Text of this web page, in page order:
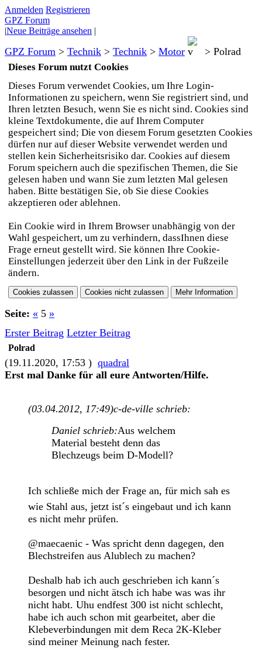
Anmelden Registrieren
GPZ Forum
|Neue Beiträge ansehen |
GPZ Forum > Technik > Technik > Motor > Polrad
Dieses Forum nutzt Cookies
Dieses Forum verwendet Cookies, um Ihre Login-
Informationen zu speichern, wenn Sie registriert sind, und
Ihren letzten Besuch, wenn Sie es nicht sind. Cookies sind
kleine Textdokumente, die auf Ihrem Computer
gespeichert sind; Die von diesem Forum gesetzten Cookies
dürfen nur auf dieser Website verwendet werden und
stellen kein Sicherheitsrisiko dar. Cookies auf diesem
Forum speichern auch die spezifischen Themen, die Sie
gelesen haben und wann Sie zum letzten Mal gelesen
haben. Bitte bestätigen Sie, ob Sie diese Cookies
akzeptieren oder ablehnen.
Ein Cookie wird in Ihrem Browser unabhängig von der
Wahl gespeichert, um zu verhindern, dassIhnen diese
Frage erneut gestellt wird. Sie können Ihre Cookie-
Einstellungen jederzeit über den Link in der Fußzeile
ändern.
Seite: « 5 »
Erster Beitrag Letzter Beitrag
Polrad
(19.11.2020, 17:53 ) quadral
Erst mal Danke für all eure Antworten/Hilfe.
(03.04.2012, 17:49)c-de-ville schrieb:
Daniel schrieb:Aus welchem
Material besteht denn das
Blechzeugs beim D-Modell?
Ich schließe mich der Frage an, für mich sah es
wie Stahl aus, jetzt ist´s eingebaut und ich kann
es nicht mehr prüfen.
@maecaenic - Was spricht denn dagegen, den
Blechstreifen aus Alublech zu machen?
Deshalb hab ich auch geschrieben ich kann´s
besorgen und nicht ätsch ich habe was was ihr
nicht habt. Uhu endfest 300 ist nicht schlecht,
habe ich auch schon mit gearbeitet, aber die
Klebeverbindungen mit dem Reca 2K-Kleber
sind meiner Meinung nach fester.